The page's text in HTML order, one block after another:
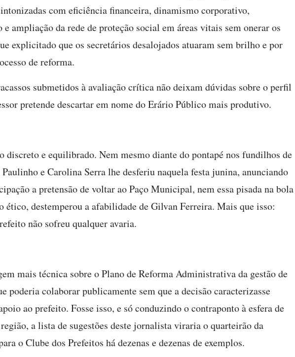
com eficiência financeira, dinamismo corporativo,
ampliação da rede de proteção social em áreas vitais sem onerar os
explicitado que os secretários desalojados atuaram sem brilho e por
de reforma.
submetidos à avaliação crítica não deixam dúvidas sobre o perfil
pretende descartar em nome do Erário Público mais produtivo.
e equilibrado. Nem mesmo diante do pontapé nos fundilhos de
e Carolina Serra lhe desferiu naquela festa junina, anunciando
a pretensão de voltar ao Paço Municipal, nem essa pisada na bola
ético, destemperou a afabilidade de Gilvan Ferreira. Mais que isso:
não sofreu qualquer avaria.
mais técnica sobre o Plano de Reforma Administrativa da gestão de
poderia colaborar publicamente sem que a decisão caracterizasse
ao prefeito. Fosse isso, e só conduzindo o contraponto à esfera de
a lista de sugestões deste jornalista viraria o quarteirão da
o Clube dos Prefeitos há dezenas e dezenas de exemplos.